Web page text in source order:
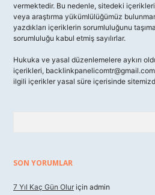
vermektedir. Bu nedenle, sitedeki
veya araştırma yükümlülüğümüz
yazdıkları içeriklerin sorumluluğunu
sorumluluğu kabul etmiş sayılırlar.
Hukuka ve yasal düzenlemelere aykırı
içerikleri, backlinkpanelicomtr@gmail.com
ilgili içerikler yasal süre içerisinde
SON YORUMLAR
7 Yıl Kaç Gün Olur için admin